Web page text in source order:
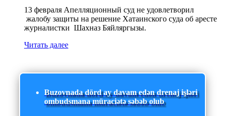
13 февраля Апелляционный суд не удовлетворил
жалобу защиты на решение Хатаинского суда об аресте
журналистки Шахназ Бяйляргызы.
Читать далее
Buzovnada dörd ay davam edən drenaj işləri
ombudsmana müraciətə səbəb olub